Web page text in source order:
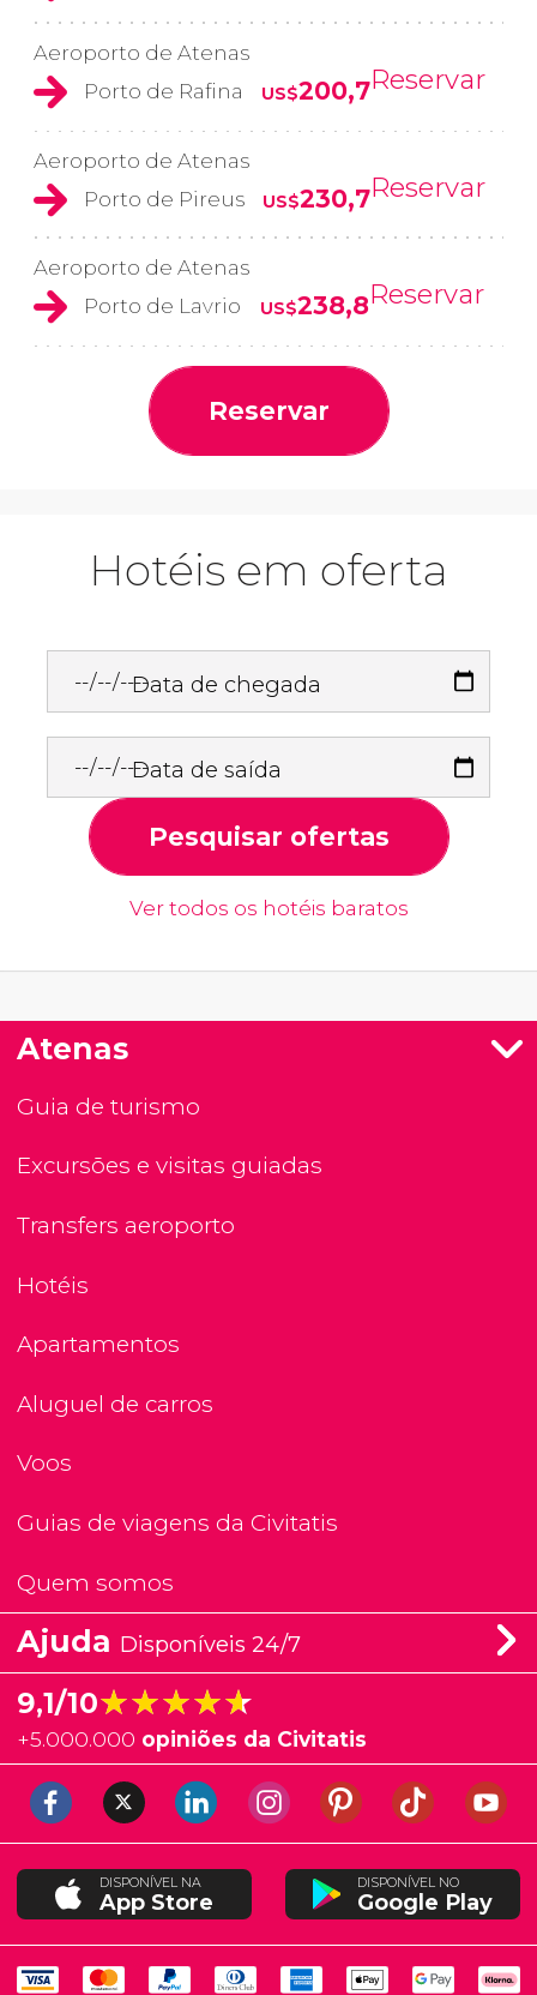
Aeroporto de Atenas
Porto de Rafina
US$200,7Reservar
Aeroporto de Atenas
Porto de Pireus
US$230,7Reservar
Aeroporto de Atenas
Porto de Lavrio
US$238,8Reservar
Reservar
Hotéis em oferta
Data de chegada
Data de saída
Pesquisar ofertas
Ver todos os hotéis baratos
Atenas
Guia de turismo
Excursões e visitas guiadas
Transfers aeroporto
Hotéis
Apartamentos
Aluguel de carros
Voos
Guias de viagens da Civitatis
Quem somos
Ajuda Disponíveis 24/7
9,1/10★★★★★
★★★★★
+5.000.000 opiniões da Civitatis
DISPONÍVEL NA
App Store
DISPONÍVEL NO
Google Play